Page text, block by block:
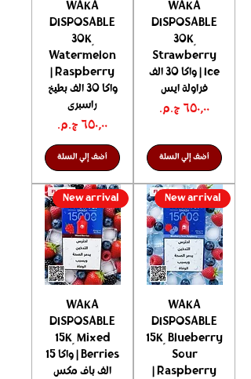
WAKA
DISPOSABLE
30K ٍ
Strawberry
Ice | واكا 30 الف
فراولة ايس
السعر
أضف إلي السلة
WAKA
DISPOSABLE
30K ٍ
Watermelon
Raspberry |
واكا 30 الف بطيخ
راسبرى
السعر
أضف إلي السلة
New arrival
WAKA
DISPOSABLE
15K ٍ Blueberry
Sour
Raspberry |
New arrival
WAKA
DISPOSABLE
15K ٍ Mixed
Berries | واكا 15
الف باف مكس